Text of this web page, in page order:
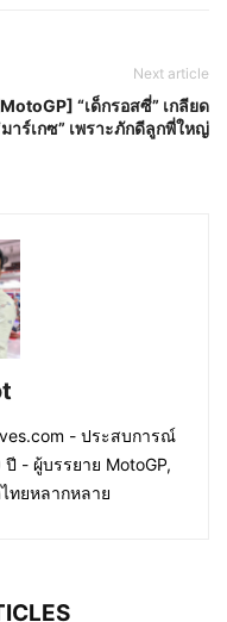
Next article
“เด็กรอสซี่” เกลียด
มาร์เกซ” เพราะภักดีลูกพี่ใหญ่
- ประสบการณ์
- ผู้บรรยาย MotoGP,
ทยหลากหลาย